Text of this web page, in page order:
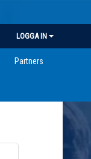
LOGGA IN
Partners